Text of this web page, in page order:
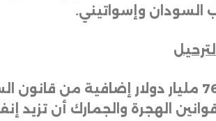
السودان وإسواتيني.
ومع ضخّ نحو 76 مليار دولار إضافية
الهجرة والجمارك أن تزيد